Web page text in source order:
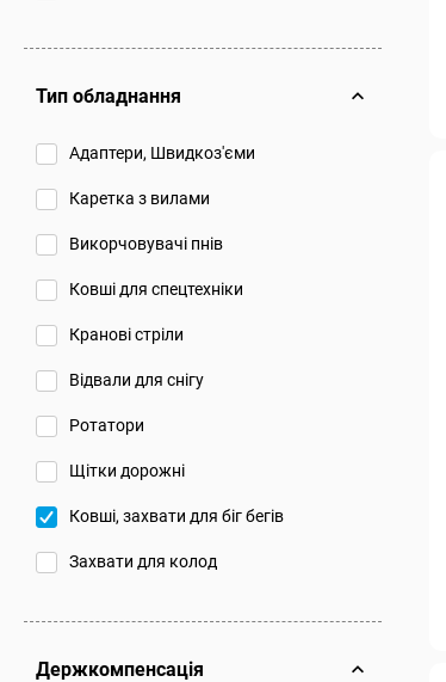
Тип обладнання
Адаптери, Швидкоз'єми
Каретка з вилами
Викорчовувачі пнів
Ковші для спецтехніки
Кранові стріли
Відвали для снігу
Ротатори
Щітки дорожні
Ковші, захвати для біг бегів
Захвати для колод
Держкомпенсація